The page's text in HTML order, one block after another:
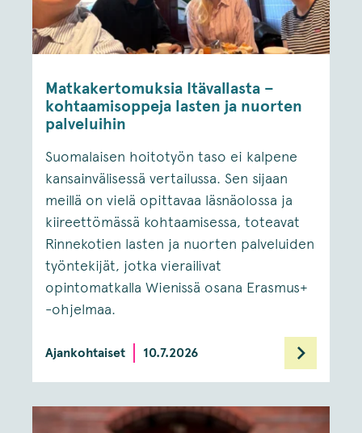
Matkakertomuksia Itävallasta –
kohtaamisoppeja lasten ja nuorten
palveluihin
Suomalaisen hoitotyön taso ei kalpene
kansainvälisessä vertailussa. Sen sijaan
meillä on vielä opittavaa läsnäolossa ja
kiireettömässä kohtaamisessa, toteavat
Rinnekotien lasten ja nuorten palveluiden
työntekijät, jotka vierailivat
opintomatkalla Wienissä osana Erasmus+
-ohjelmaa.
Ajankohtaiset 10.7.2026